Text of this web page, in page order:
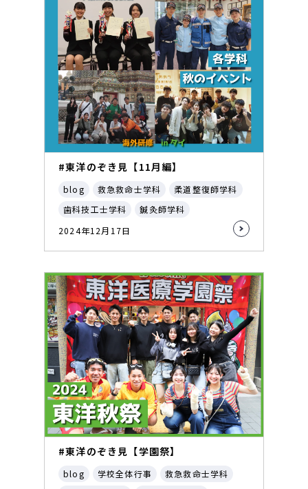
#東洋のぞき見【11月編】
blog 救急救命士学科
柔道整復師学科
歯科技工士学科
鍼灸師学科
2024年12月17日
#東洋のぞき見【学園祭】
blog 学校全体行事
救急救命士学科